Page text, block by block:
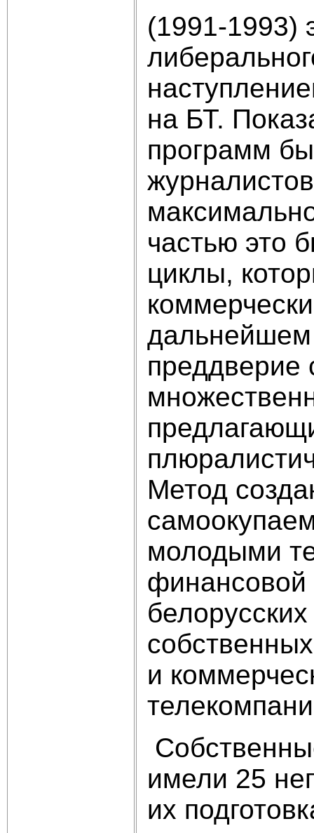
(1991-1993)
на БТ.
программ
частью это
циклы,
дальнейшем
преддверие
Метод
молодыми
финансовой
и
имели 25
их